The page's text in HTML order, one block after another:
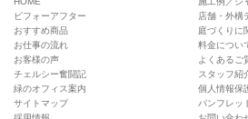
ビフォーアフター
店舗・外構
おすすめ商品
庭づくりに
お仕事の流れ
料金につい
お客様の声
よくあるご
チェルシー奮闘記
スタッフ紹
緑のオフィス案内
個人情報保
サイトマップ
パンフレッ